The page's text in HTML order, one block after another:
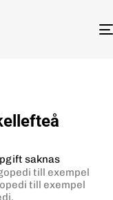
saknas
till exempel
till exempel